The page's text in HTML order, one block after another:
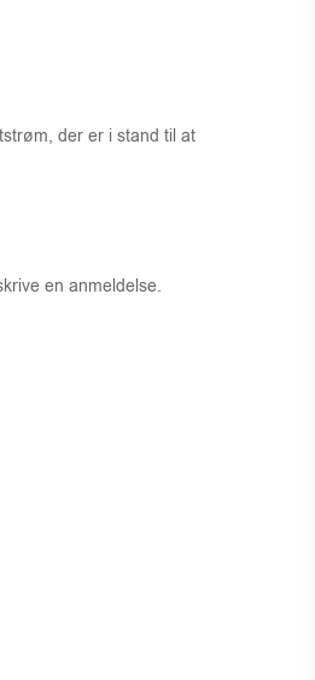
der er i stand til at
en anmeldelse.